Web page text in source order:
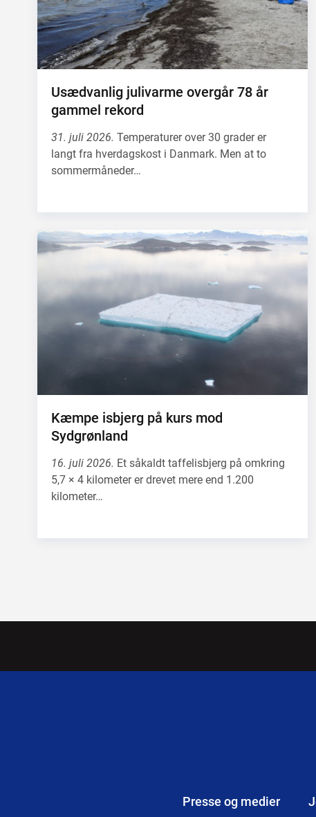
Usædvanlig julivarme overgår 78 år
gammel rekord
31. juli 2026.Temperaturer over 30 grader er
langt fra hverdagskost i Danmark. Men at to
sommermåneder…
Kæmpe isbjerg på kurs mod
Sydgrønland
16. juli 2026. Et såkaldt taffelisbjerg på omkring
5,7 × 4 kilometer er drevet mere end 1.200
kilometer…
Presse og medier